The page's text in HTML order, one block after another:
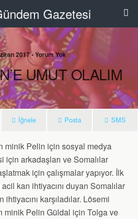
Gazetesi
2017 • Yorum Yok
UMUT OLALIM
İğnele Posta SMS
minik Pelin için sosyal medya
için arkadaşları ve Somalılar
için çalışmalar yapıyor. İlk
kan ihtiyacını duyan Somalılar
ihtiyacını karşıladılar. Lösemi
minik Pelin Güldal için Tolga ve